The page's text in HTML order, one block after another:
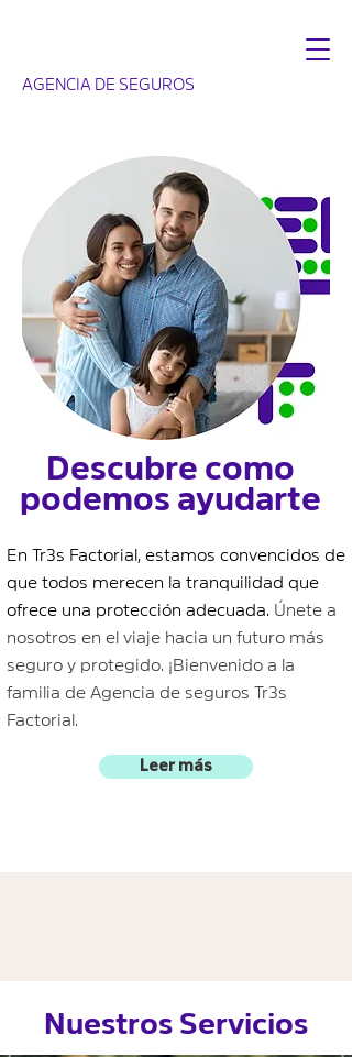
AGENCIA DE SEGUROS
Descubre como
podemos ayudarte
En Tr3s Factorial, estamos convencidos de
que todos merecen la tranquilidad que
ofrece una protección adecuada. Únete a
nosotros en el viaje hacia un futuro más
seguro y protegido. ¡Bienvenido a la
familia de Agencia de seguros Tr3s
Factorial.
Leer más
Nuestros Servicios